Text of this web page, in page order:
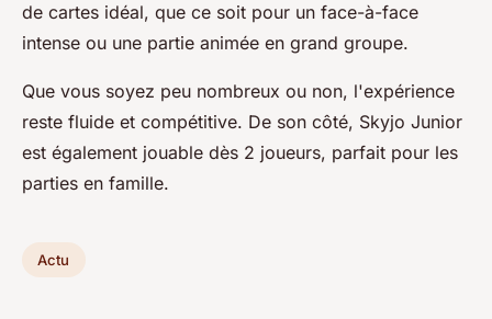
de cartes idéal, que ce soit pour un face-à-face
intense ou une partie animée en grand groupe.
Que vous soyez peu nombreux ou non, l'expérience
reste fluide et compétitive. De son côté, Skyjo Junior
est également jouable dès 2 joueurs, parfait pour les
parties en famille.
Actu